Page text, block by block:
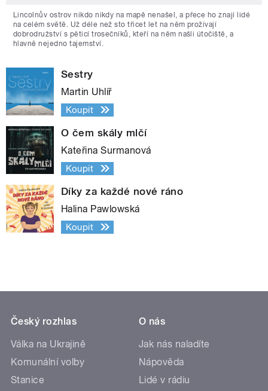
Lincolnův ostrov nikdo nikdy na mapě nenašel, a přece ho znají lidé
na celém světě. Už déle než sto třicet let na něm prožívají
dobrodružství s pěticí trosečníků, kteří na něm našli útočiště, a
hlavně nejedno tajemství.
Sestry
Martin Uhlíř
Koupit
O čem skály mlčí
Kateřina Surmanová
Koupit
Díky za každé nové ráno
Halina Pawlowská
Koupit
Český rozhlas
Válka na Ukrajině
Komunální volby
Stanice
O nás
Jak nás naladíte
Nápověda
Lidé v rádiu